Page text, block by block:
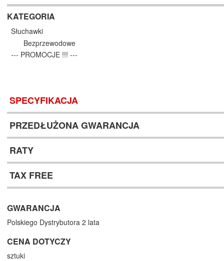
KATEGORIA
Słuchawki
Bezprzewodowe
--- PROMOCJE !!! ---
SPECYFIKACJA
PRZEDŁUŻONA GWARANCJA
RATY
TAX FREE
GWARANCJA
Polskiego Dystrybutora 2 lata
CENA DOTYCZY
sztuki